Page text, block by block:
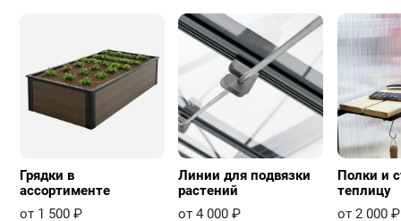
Грядки в
ассортименте
от 1 500 ₽
Линии для подвязки
растений
от 4 000 ₽
Полки и
теплицу
от 2 000 ₽